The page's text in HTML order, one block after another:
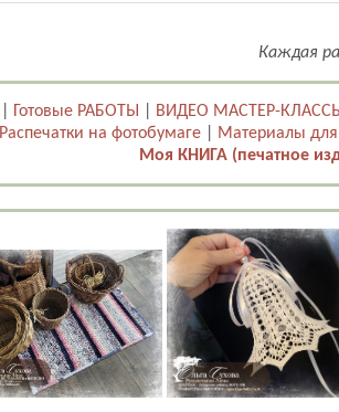
Каждая
Готовые РАБОТЫ ВИДЕО МАСТЕР-
Распечатки на фотобумаге Материалы для
Моя КНИГА (печатное